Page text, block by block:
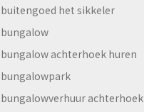
buitengoed het sikkeler
bungalow
bungalow achterhoek huren
bungalowpark
bungalowverhuur achterhoek